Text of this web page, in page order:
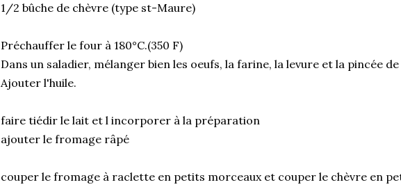
1/2 bûche de chèvre (type st-Maure)
Préchauffer le four à 180°C.(350 F)
Dans un saladier, mélanger bien les oeufs, la farine, la levure et la pincée
Ajouter l'huile.
faire tiédir le lait et l incorporer à la préparation
ajouter le fromage râpé
couper le fromage à raclette en petits morceaux et couper le chèvre en